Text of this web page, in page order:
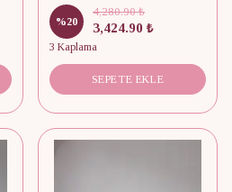
%20
4,280.90 ₺
3,424.90 ₺
3 Kaplama
SEPETE EKLE